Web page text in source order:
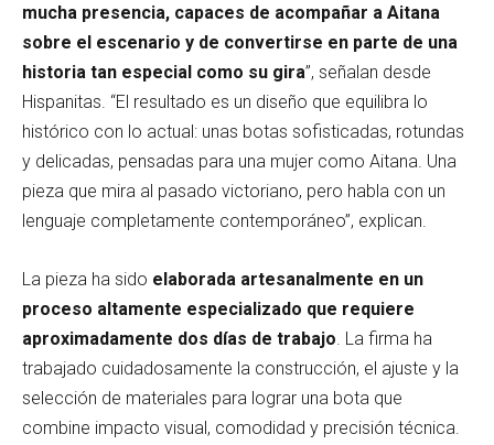
mucha presencia, capaces de acompañar a Aitana
sobre el escenario y de convertirse en parte de una
historia tan especial como su gira”, señalan desde
Hispanitas. “El resultado es un diseño que equilibra lo
histórico con lo actual: unas botas sofisticadas, rotundas
y delicadas, pensadas para una mujer como Aitana. Una
pieza que mira al pasado victoriano, pero habla con un
lenguaje completamente contemporáneo”, explican.
La pieza ha sido elaborada artesanalmente en un
proceso altamente especializado que requiere
aproximadamente dos días de trabajo . La firma ha
trabajado cuidadosamente la construcción, el ajuste y la
selección de materiales para lograr una bota que
combine impacto visual, comodidad y precisión técnica.